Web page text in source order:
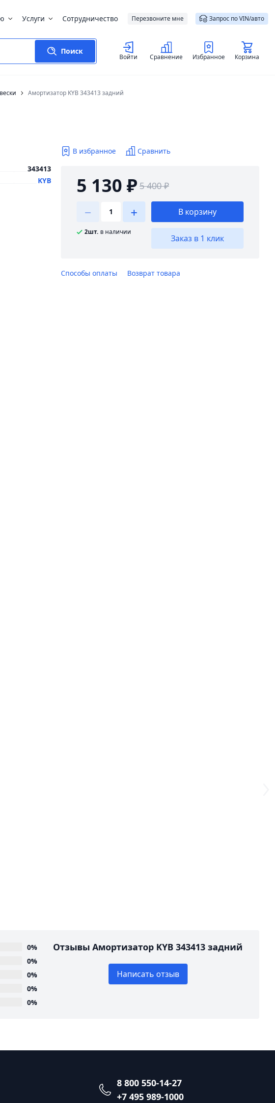
Услуги Сотрудничество Перезвоните мне Запрос по VIN/авто
Поиск
Войти Сравнение Избранное Корзина
Амортизатор KYB 343413 задний
343413
KYB
В избранное Сравнить
5 130 ₽ 5 400 ₽
2шт. в наличии
В корзину
Заказ в 1 клик
Способы оплаты Возврат товара
0%
0%
0%
0%
0%
Отзывы Амортизатор KYB 343413 задний
Написать отзыв
8 800 550-14-27
+7 495 989-1000